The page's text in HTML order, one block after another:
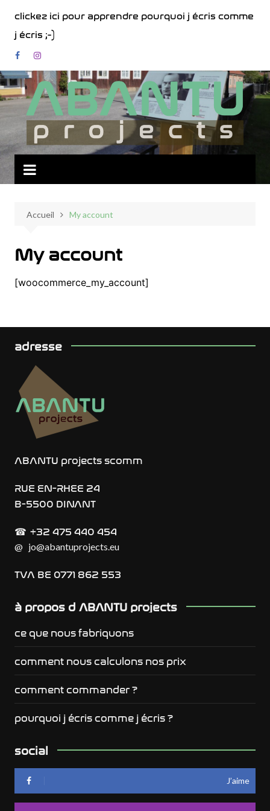
contenu
clickez ici pour apprendre pourquoi j écris comme
j écris ;-)
Accueil My account
My account
[woocommerce_my_account]
adresse
ABANTU projects scomm
RUE EN-RHEE 24
B-5500 DINANT
☎︎ +32 475 440 454
@ jo@abantuprojects.eu
TVA BE 0771 862 553
à propos d ABANTU projects
ce que nous fabriquons
comment nous calculons nos prix
comment commander ?
pourquoi j écris comme j écris ?
social
J’aime